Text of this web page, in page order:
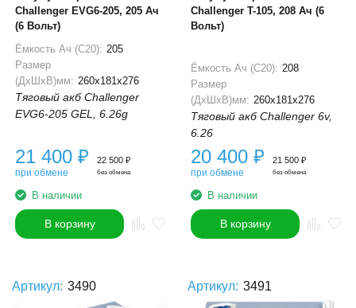
Challenger EVG6-205, 205 Ач
(6 Вольт)
Ёмкость Ач (С20): 205
Размер
(ДхШхВ)мм: 260x181x276
Тяговый акб Challenger
EVG6-205 GEL, 6.26g
21 400 ₽
при обмене
22 500 ₽
без обмена
В наличии
В корзину
Challenger T-105, 208 Ач (6
Вольт)
Ёмкость Ач (С20): 208
Размер
(ДхШхВ)мм: 260x181x276
Тяговый акб Challenger 6v,
6.26
20 400 ₽
при обмене
21 500 ₽
без обмена
В наличии
В корзину
Артикул: 3490 Артикул: 3491